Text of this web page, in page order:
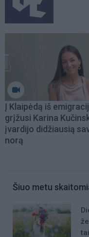
Į Klaipėdą iš
grįžusi Karina
įvardijo didžiausią
norą
Šiuo metu